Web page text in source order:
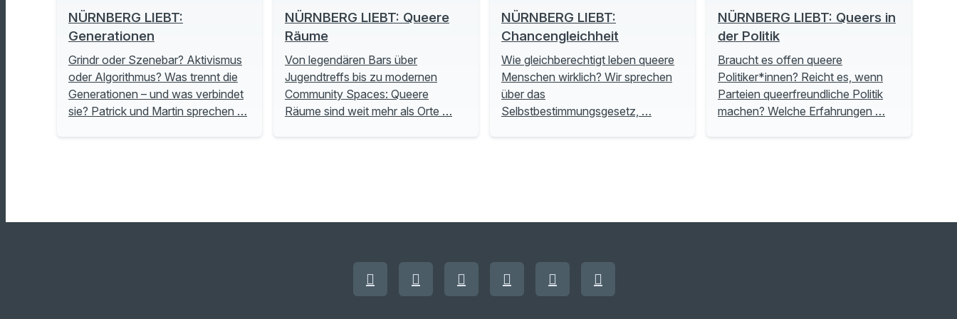
NÜRNBERG LIEBT:
Generationen
Grindr oder Szenebar? Aktivismus
oder Algorithmus? Was trennt die
Generationen – und was verbindet
sie? Patrick und Martin sprechen …
NÜRNBERG LIEBT: Queere
Räume
Von legendären Bars über
Jugendtreffs bis zu modernen
Community Spaces: Queere
Räume sind weit mehr als Orte …
NÜRNBERG LIEBT:
Chancengleichheit
Wie gleichberechtigt leben queere
Menschen wirklich? Wir sprechen
über das
Selbstbestimmungsgesetz, …
NÜRNBERG LIEBT: Queers in
der Politik
Braucht es offen queere
Politiker*innen? Reicht es, wenn
Parteien queerfreundliche Politik
machen? Welche Erfahrungen …